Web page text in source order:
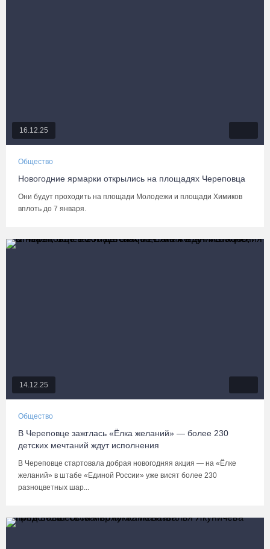
16.12.25
Общество
Новогодние ярмарки открылись на площадях Череповца
Они будут проходить на площади Молодежи и площади Химиков
вплоть до 7 января.
14.12.25
Общество
В Череповце зажглась «Ёлка желаний» — более 230
детских мечтаний ждут исполнения
В Череповце стартовала добрая новогодняя акция — на «Ёлке
желаний» в штабе «Единой России» уже висят более 230
разноцветных шар...